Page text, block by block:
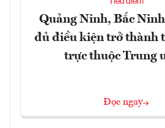
Quảng Ninh, Bắc
đủ điều kiện trở thành
trực thuộc Trung
Đọc ngay